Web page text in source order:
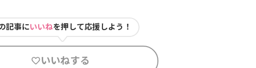
記事にいいねを押して応援しよう！
いいねする